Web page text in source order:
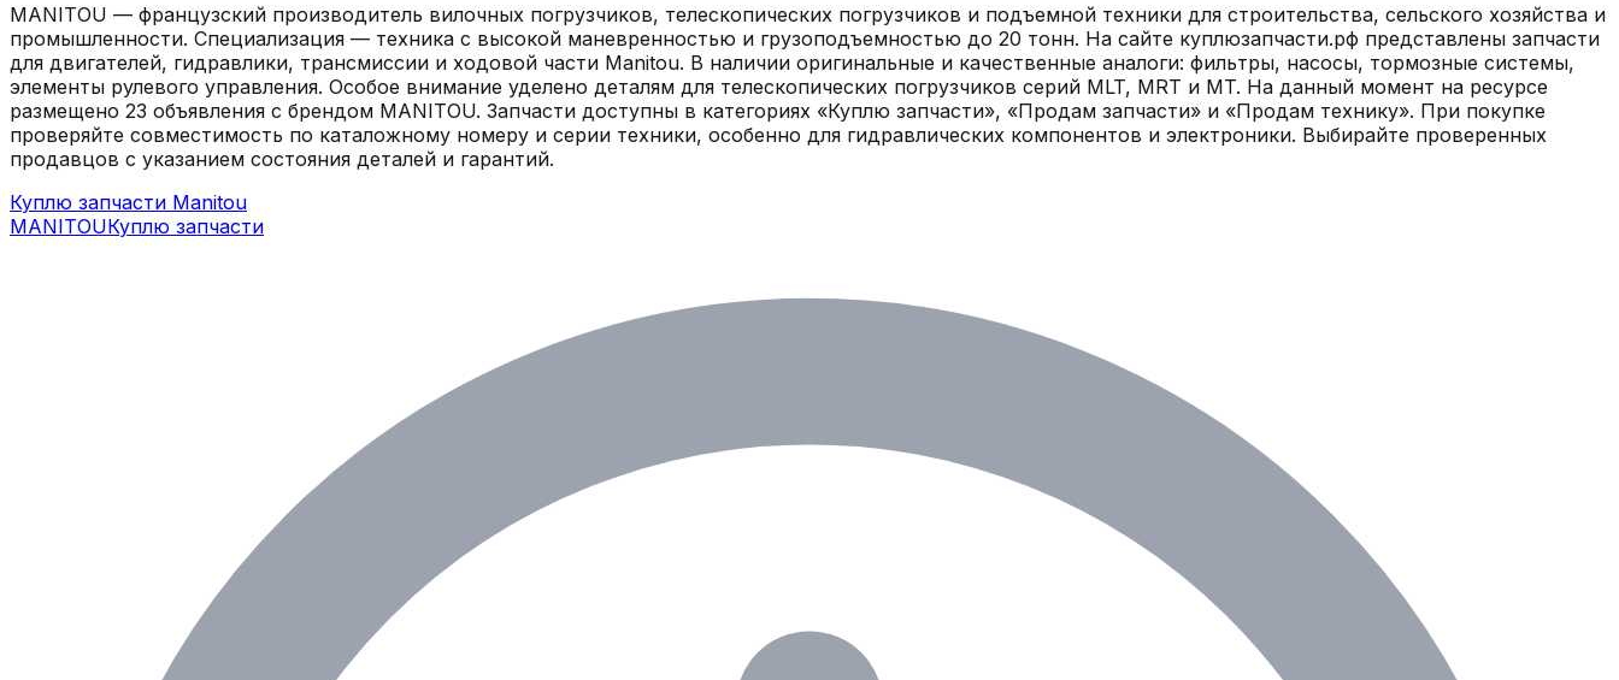
MANITOU — французский производитель вилочных погрузчиков, телескопических погрузчиков и подъемной техники для строительства, сельского хозяйства и
промышленности. Специализация — техника с высокой маневренностью и грузоподъемностью до 20 тонн. На сайте куплюзапчасти.рф представлены запчасти
для двигателей, гидравлики, трансмиссии и ходовой части Manitou. В наличии оригинальные и качественные аналоги: фильтры, насосы, тормозные системы,
элементы рулевого управления. Особое внимание уделено деталям для телескопических погрузчиков серий MLT, MRT и MT. На данный момент на ресурсе
размещено 23 объявления с брендом MANITOU. Запчасти доступны в категориях «Куплю запчасти», «Продам запчасти» и «Продам технику». При покупке
проверяйте совместимость по каталожному номеру и серии техники, особенно для гидравлических компонентов и электроники. Выбирайте проверенных
продавцов с указанием состояния деталей и гарантий.
Куплю запчасти Manitou
MANITOUКуплю запчасти